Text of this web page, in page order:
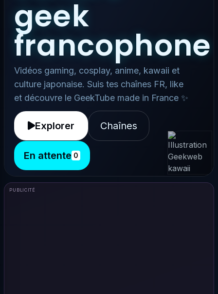
geek
francophone
Vidéos gaming, cosplay, anime, kawaii et
culture japonaise. Suis tes chaînes FR, like
et découvre le GeekTube made in France ✨
Explorer Chaînes
En attente 0
PUBLICITÉ